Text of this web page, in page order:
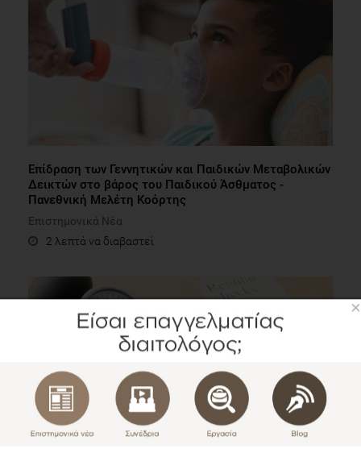
Επίδραση των Γεννητικών και Παιδικών Μεταβολικών
Δεικτών στο βάρος του Παιδικού Άσθματος -
Πανεθνική Μελέτη Κοόρτης
Επιστημονικά Νέα
2 λεπτά να διαβαστεί
×